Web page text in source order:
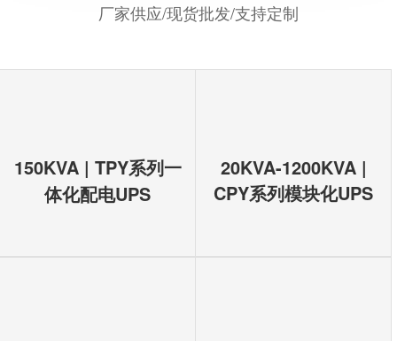
厂家供应/现货批发/支持定制
150KVA | TPY系列一
体化配电UPS
20KVA-1200KVA |
CPY系列模块化UPS